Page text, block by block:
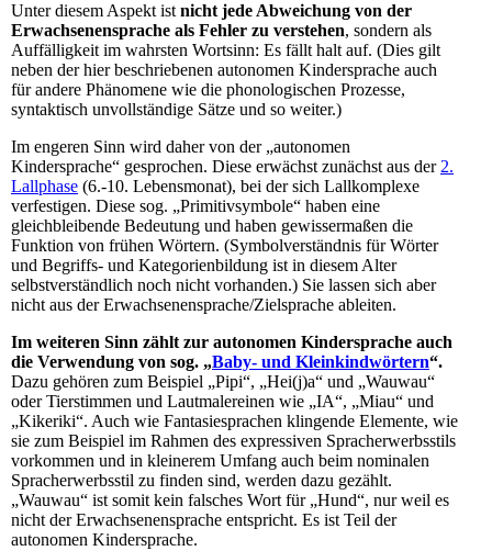
Unter diesem Aspekt ist nicht jede Abweichung von der
Erwachsenensprache als Fehler zu verstehen, sondern als
Auffälligkeit im wahrsten Wortsinn: Es fällt halt auf. (Dies gilt
neben der hier beschriebenen autonomen Kindersprache auch
für andere Phänomene wie die phonologischen Prozesse,
syntaktisch unvollständige Sätze und so weiter.)
Im engeren Sinn wird daher von der „autonomen
Kindersprache“ gesprochen. Diese erwächst zunächst aus der 2.
Lallphase (6.-10. Lebensmonat), bei der sich Lallkomplexe
verfestigen. Diese sog. „Primitivsymbole“ haben eine
gleichbleibende Bedeutung und haben gewissermaßen die
Funktion von frühen Wörtern. (Symbolverständnis für Wörter
und Begriffs- und Kategorienbildung ist in diesem Alter
selbstverständlich noch nicht vorhanden.) Sie lassen sich aber
nicht aus der Erwachsenensprache/Zielsprache ableiten.
Im weiteren Sinn zählt zur autonomen Kindersprache auch
die Verwendung von sog. „Baby- und Kleinkindwörtern“.
Dazu gehören zum Beispiel „Pipi“, „Hei(j)a“ und „Wauwau“
oder Tierstimmen und Lautmalereinen wie „IA“, „Miau“ und
„Kikeriki“. Auch wie Fantasiesprachen klingende Elemente, wie
sie zum Beispiel im Rahmen des expressiven Spracherwerbsstils
vorkommen und in kleinerem Umfang auch beim nominalen
Spracherwerbsstil zu finden sind, werden dazu gezählt.
„Wauwau“ ist somit kein falsches Wort für „Hund“, nur weil es
nicht der Erwachsenensprache entspricht. Es ist Teil der
autonomen Kindersprache.